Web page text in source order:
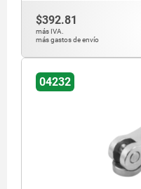
$392.81
más IVA.
más gastos de envío
04232